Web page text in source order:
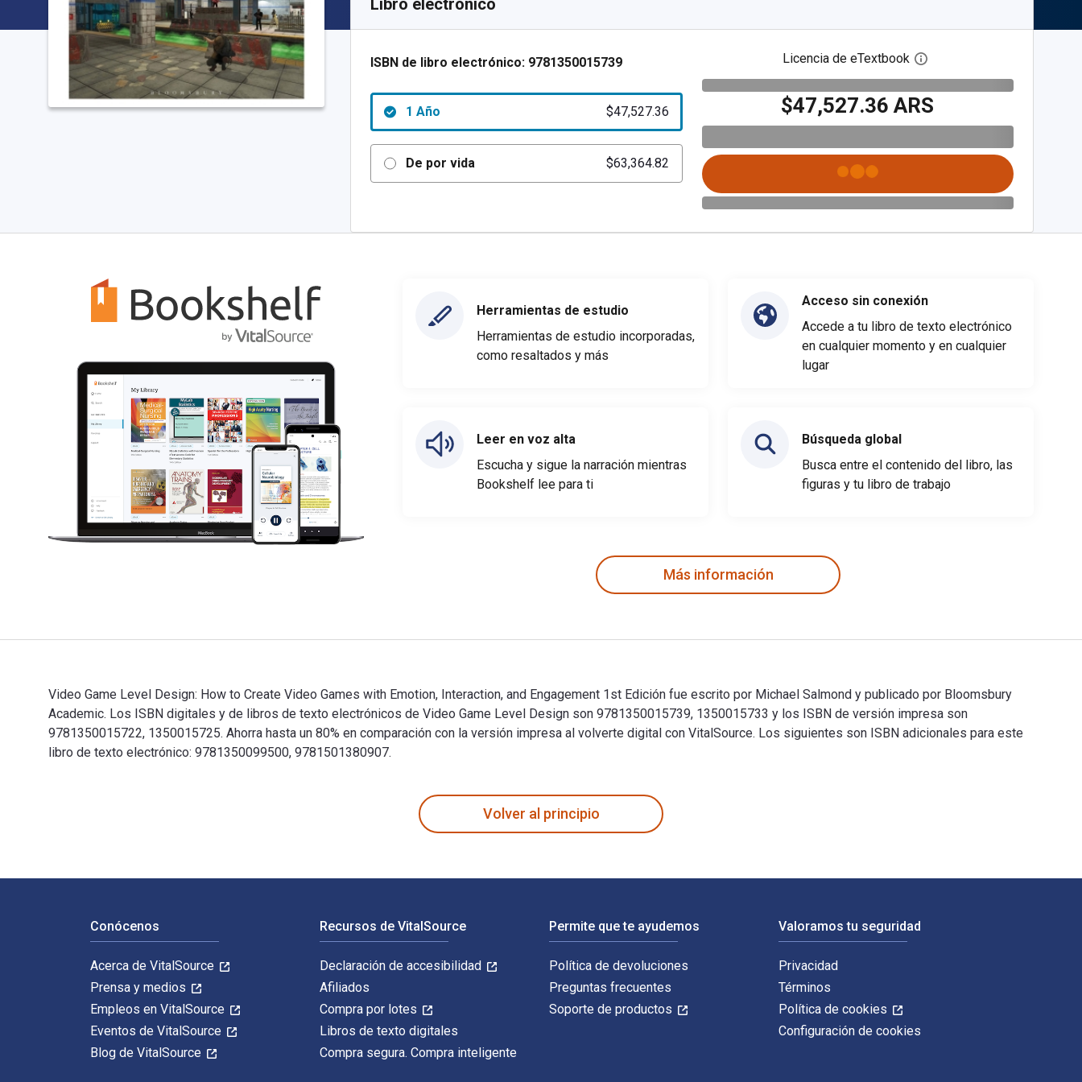
Libro electrónico
ISBN de libro electrónico: 9781350015739
1 Año $47,527.36
De por vida $63,364.82
Licencia de eTextbook Abre el cuadro de diálogo
$47,527.36 ARS
Herramientas de estudio
Herramientas de estudio incorporadas,
como resaltados y más
Leer en voz alta
Escucha y sigue la narración mientras
Bookshelf lee para ti
Acceso sin conexión
Accede a tu libro de texto electrónico
en cualquier momento y en cualquier
lugar
Búsqueda global
Busca entre el contenido del libro, las
figuras y tu libro de trabajo
Más información
Video Game Level Design: How to Create Video Games with Emotion, Interaction, and Engagement 1st Edición fue escrito por Michael Salmond y publicado por Bloomsbury
Academic. Los ISBN digitales y de libros de texto electrónicos de Video Game Level Design son 9781350015739, 1350015733 y los ISBN de versión impresa son
9781350015722, 1350015725. Ahorra hasta un 80% en comparación con la versión impresa al volverte digital con VitalSource. Los siguientes son ISBN adicionales para este
libro de texto electrónico: 9781350099500, 9781501380907.
Volver al principio
Conócenos
Acerca de VitalSource
Prensa y medios
Empleos en VitalSource
Eventos de VitalSource
Blog de VitalSource
Recursos de VitalSource
Declaración de accesibilidad
Afiliados
Compra por lotes
Libros de texto digitales
Compra segura. Compra inteligente
Permite que te ayudemos
Política de devoluciones
Preguntas frecuentes
Soporte de productos
Valoramos tu seguridad
Privacidad
Términos
Política de cookies
Configuración de cookies